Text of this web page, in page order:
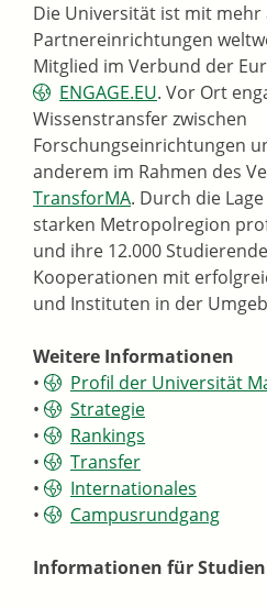
Die Universität ist mit mehr
Partnereinrichtungen
Mitglied im Verbund der
ENGAGE.EU. Vor Ort
Wissenstransfer zwischen
Forschungseinrichtungen
anderem im Rahmen des
TransforMA. Durch die
starken Metropolregion
und ihre 12.000
Kooperationen mit
und Instituten in der
Weitere Informationen
•
Profil der Universität
•
Strategie
•
Rankings
•
Transfer
•
Internationales
•
Campusrundgang
Informationen für